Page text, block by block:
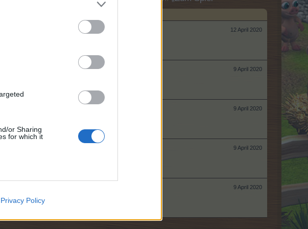
or Sharing
for which it
Privacy Policy
12 April 2020
9 April 2020
9 April 2020
9 April 2020
9 April 2020